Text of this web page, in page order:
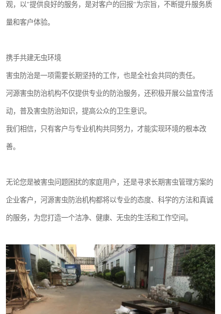
观，以"提供良好的服务，是对客户的回报"为宗旨，不断提升服务质
量和客户体验。
携手共建无虫环境
害虫防治是一项需要长期坚持的工作，也是全社会共同的责任。
河源害虫防治机构不仅提供专业的防治服务，还积极开展公益宣传活
动，普及害虫防治知识，提高公众的卫生意识。
我们相信，只有客户与专业机构共同努力，才能实现环境的根本改
善。
无论您是被害虫问题困扰的家庭用户，还是寻求长期害虫管理方案的
企业客户，河源害虫防治机构都将以专业的态度、科学的方法和真诚
的服务，为您打造一个洁净、健康、无虫的生活和工作空间。